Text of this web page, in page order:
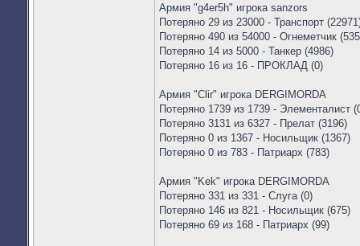
Армия "g4er5h" игрока sanzors
Потеряно 29 из 23000 - Транспорт
Потеряно 490 из 54000 - Огнеметчик
Потеряно 14 из 5000 - Танкер (4986)
Потеряно 16 из 16 - ПРОКЛАД (0)
Армия "Clir" игрока DERGIMORDA
Потеряно 1739 из 1739 - Элементалист
Потеряно 3131 из 6327 - Прелат (3196)
Потеряно 0 из 1367 - Носильщик (1367)
Потеряно 0 из 783 - Патриарх (783)
Армия "Kek" игрока DERGIMORDA
Потеряно 331 из 331 - Слуга (0)
Потеряно 146 из 821 - Носильщик (675)
Потеряно 69 из 168 - Патриарх (99)